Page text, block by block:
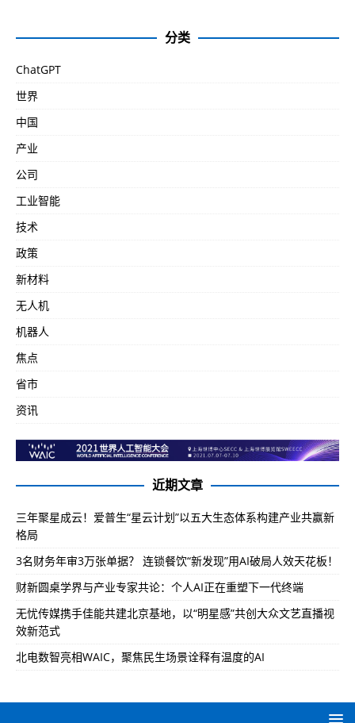
分类
ChatGPT
世界
中国
产业
公司
工业智能
技术
政策
新材料
无人机
机器人
焦点
省市
资讯
近期文章
三年聚星成云！爱普生“星云计划”以五大生态体系构建产业共赢新
格局
3名财务年审3万张单据？ 连锁餐饮“新发现”用AI破局人效天花板！
财新圆桌学界与产业专家共论：个人AI正在重塑下一代终端
无忧传媒携手佳能共建北京基地，以“明星感”共创大众文艺直播视
效新范式
北电数智亮相WAIC，聚焦民生场景诠释有温度的AI